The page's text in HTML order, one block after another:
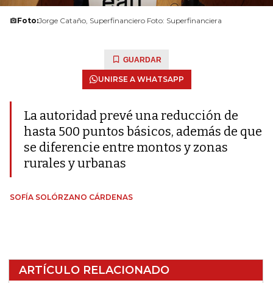
Foto:Jorge Cataño, Superfinanciero Foto: Superfinanciera
GUARDAR
UNIRSE A WHATSAPP
La autoridad prevé una reducción de
hasta 500 puntos básicos, además de que
se diferencie entre montos y zonas
rurales y urbanas
SOFÍA SOLÓRZANO CÁRDENAS
ARTÍCULO RELACIONADO